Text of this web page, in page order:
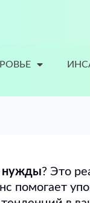
нужды? Это
помогает